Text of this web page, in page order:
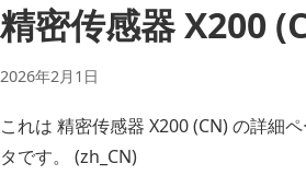
精密传感器 X200
2026年2月1日
これは 精密传感器 X200 (CN) の詳細
タです。 (zh_CN)